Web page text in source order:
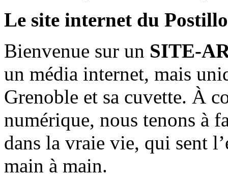
Le site internet du
Bienvenue sur un SITE-
un média internet, mais
Grenoble et sa cuvette. À
numérique, nous tenons à
dans la vraie vie, qui sent
main à main.